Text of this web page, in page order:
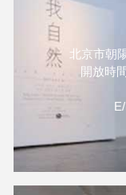
北京市朝
開放時